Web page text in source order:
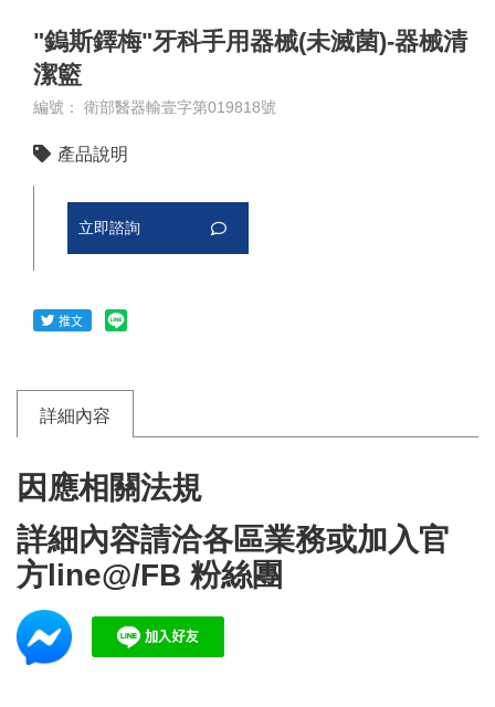
"鎢斯鐸梅"牙科手用器械(未滅菌)-器械清
潔籃
編號： 衛部醫器輸壹字第019818號
產品說明
立即諮詢
詳細內容
因應相關法規
詳細內容請洽各區業務或加入官
方line@/FB 粉絲團